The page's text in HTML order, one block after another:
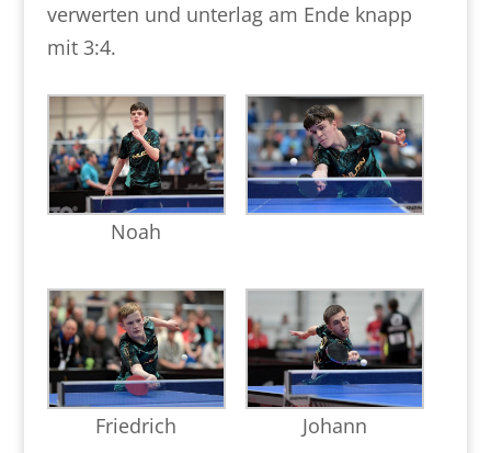
verwerten und unterlag am Ende knapp
mit 3:4.
Noah
Friedrich Johann